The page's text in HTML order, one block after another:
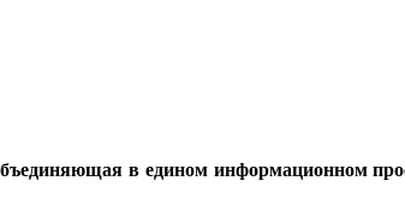
в едином информационном